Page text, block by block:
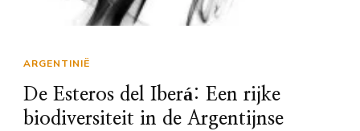
ARGENTINIË
De Esteros del Iberá: Een rijke
biodiversiteit in de Argentijnse